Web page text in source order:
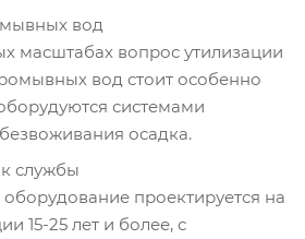
вод
масштабах вопрос утилизации
вод стоит особенно
системами
осадка.
службы
проектируется на
15-25 лет и более, с